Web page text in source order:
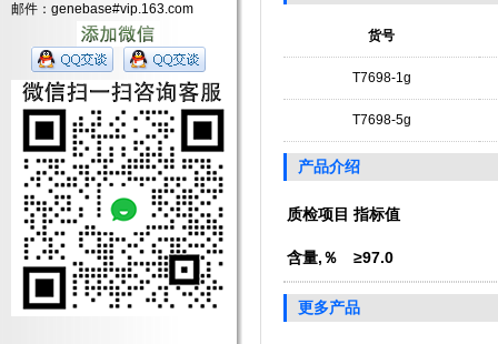
邮件：genebase#vip.163.com
货号
T7698-1g
T7698-5g
产品介绍
质检项目 指标值
含量,％ ≥97.0
更多产品